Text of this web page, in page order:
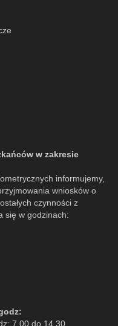
w zakresie
informujemy,
wniosków o
czynności z
się w godzinach:
7.00 do 14.30